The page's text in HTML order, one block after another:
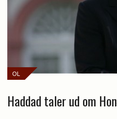
OL
Haddad taler ud om